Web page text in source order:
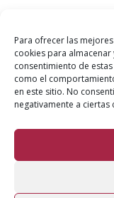
Para ofrecer las
cookies para
consentimiento de
como el
en este sitio. No
negativamente a ciertas
Comunidad
visibilizar su
Pactem Nord ha
Servicio
encuentro...
Aviso